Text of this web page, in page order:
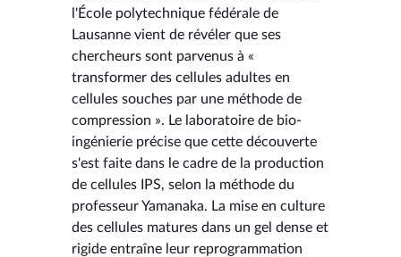
l'École polytechnique fédérale de
Lausanne vient de révéler que ses
chercheurs sont parvenus à «
transformer des cellules adultes en
cellules souches par une méthode de
compression ». Le laboratoire de bio-
ingénierie précise que cette découverte
s'est faite dans le cadre de la production
de cellules IPS, selon la méthode du
professeur Yamanaka. La mise en culture
des cellules matures dans un gel dense et
rigide entraîne leur reprogrammation